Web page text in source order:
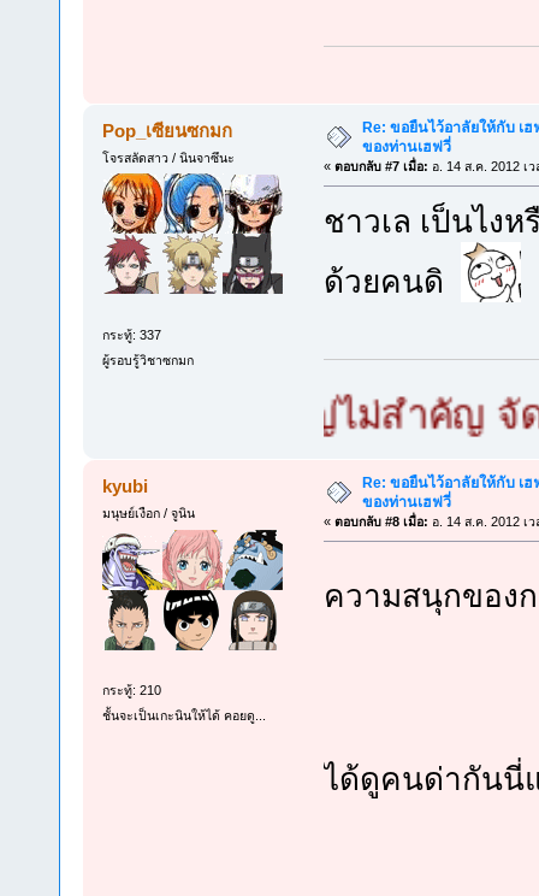
Pop_เซียนซกมก
โจรสลัดสาว / นินจาซึนะ
กระทู้: 337
ผู้รอบรู้วิชาซกมก
Re: ขอยืนไว้อาลัยให้กับ เ
ของท่านเฮฟวี่
« ตอบกลับ #7 เมื่อ: อ. 14 ส.ค. 2012 เ
ชาวเล เป็นไง
ด้วยคนดิ
กมก เล็กใหญ่ไม่สำคัญ จัดท่าย
kyubi
มนุษย์เงือก / จูนิน
กระทู้: 210
ชั้นจะเป็นเกะนินให้ได้ คอยดู...
Re: ขอยืนไว้อาลัยให้กับ เ
ของท่านเฮฟวี่
« ตอบกลับ #8 เมื่อ: อ. 14 ส.ค. 2012 เ
ความสนุกของ
ได้ดูคนด่ากัน